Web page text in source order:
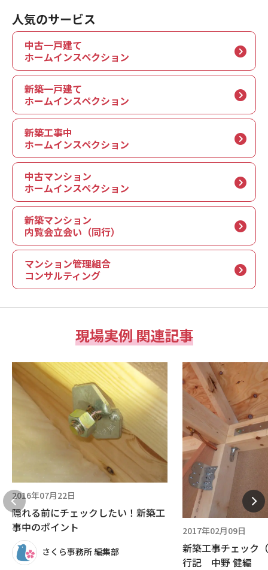
人気のサービス
中古一戸建て
ホームインスペクション
新築一戸建て
ホームインスペクション
新築工事中
ホームインスペクション
中古マンション
ホームインスペクション
新築マンション
内覧会立会い（同行）
マンション管理組合
コンサルティング
現場実例 関連記事
2016年07月22日
隠れる前にチェックしたい！新築工
事中のポイント
さくら事務所 編集部
2017年02月09日
新築工事チェック
行記 中野 健編